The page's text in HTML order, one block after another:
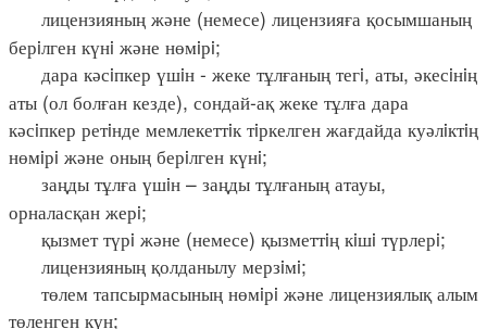
лицензияның және (немесе) лицензияға қосымшаның
берiлген күнi және нөмiрi;
дара кәсiпкер үшiн - жеке тұлғаның тегi, аты, әкесiнiң
аты (ол болған кезде), сондай-ақ жеке тұлға дара
кәсiпкер ретiнде мемлекеттiк тiркелген жағдайда куәлiктiң
нөмiрi және оның берiлген күнi;
заңды тұлға үшiн – заңды тұлғаның атауы,
орналасқан жерi;
қызмет түрi және (немесе) қызметтiң кiшi түрлерi;
лицензияның қолданылу мерзiмi;
төлем тапсырмасының нөмiрi және лицензиялық алым
төленген күн;